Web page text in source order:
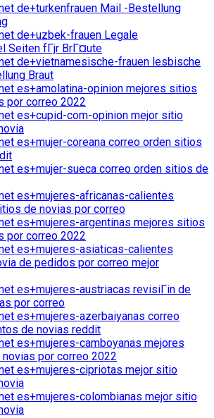
de+turkenfrauen Mail -Bestellung
de+uzbek-frauen Legale
Seiten fГјr BrГ¤ute
de+vietnamesische-frauen lesbische
Braut
es+amolatina-opinion mejores sitios
por correo 2022
es+cupid-com-opinion mejor sitio
es+mujer-coreana correo orden sitios
es+mujer-sueca correo orden sitios de
es+mujeres-africanas-calientes
de novias por correo
es+mujeres-argentinas mejores sitios
por correo 2022
es+mujeres-asiaticas-calientes
de pedidos por correo mejor
es+mujeres-austriacas revisiГіn de
por correo
es+mujeres-azerbaiyanas correo
de novias reddit
es+mujeres-camboyanas mejores
por correo 2022
es+mujeres-cipriotas mejor sitio
es+mujeres-colombianas mejor sitio